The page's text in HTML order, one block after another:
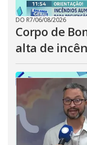
DO R7/06/08/2026
Corpo de
alta de